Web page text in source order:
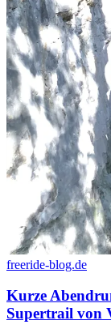
freeride-blog.de
Kurze
Supertrail von